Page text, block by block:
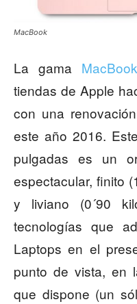
MacBook
La gama MacBook
tiendas de Apple
con una
este año 2016.
pulgadas es un
espectacular, finito
y liviano (0´90
tecnologías que
Laptops en el
punto de vista, en
que dispone (un